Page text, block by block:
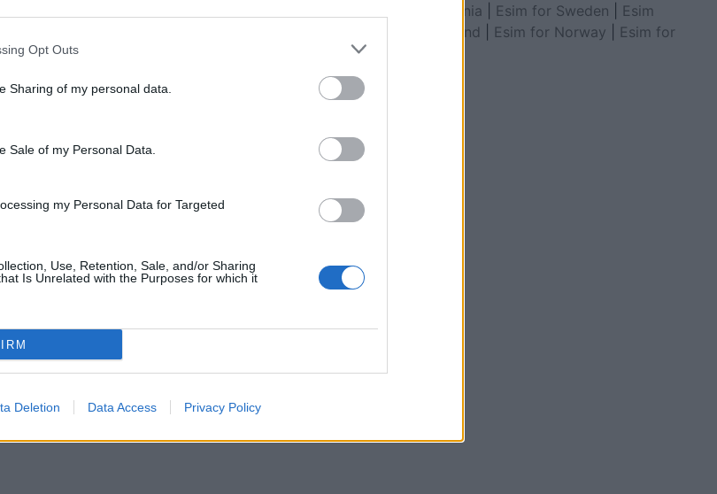
Opt Outs
Sharing of my personal data.
Sale of my Personal Data.
my Personal Data for Targeted
Use, Retention, Sale, and/or Sharing
Is Unrelated with the Purposes for which it
Deletion Data Access Privacy Policy
persona
Përplasen dy automjete, dy persona
dërgohen me urgjencë në spital
Macedonia
Esim for Sweden
Esim
for Finland
Esim for Norway
Esim for